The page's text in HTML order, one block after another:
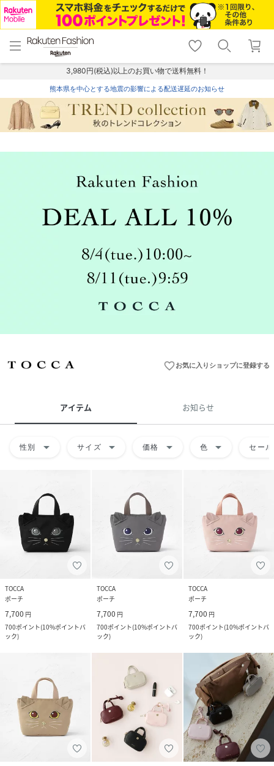
menu home
トップ
shopping_cart lock_outline
ログイン
3,980円(税込)以上のお買い物で送料無料！
熊本県を中心とする地震の影響による配送遅延のお知らせ
favorite_borderお気に入りショップに登録する
アイテム お知らせ
性別 arrow_drop_down サイズ arrow_drop_down 価格 arrow_drop_down 色 arrow_drop_down セール
TOCCA
ポーチ
7,700 円
700ポイント(10%ポイントバ
ック)
TOCCA
ポーチ
7,700 円
700ポイント(10%ポイントバ
ック)
TOCCA
ポーチ
7,700 円
700ポイント(10%ポイントバ
ック)